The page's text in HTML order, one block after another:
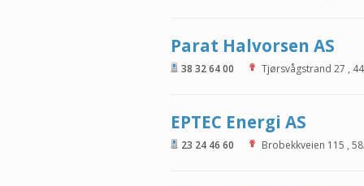
Parat Halvorsen AS
38 32 64 00 Tjørsvågstrand 27 ,
EPTEC Energi AS
23 24 46 60 Brobekkveien 115 ,